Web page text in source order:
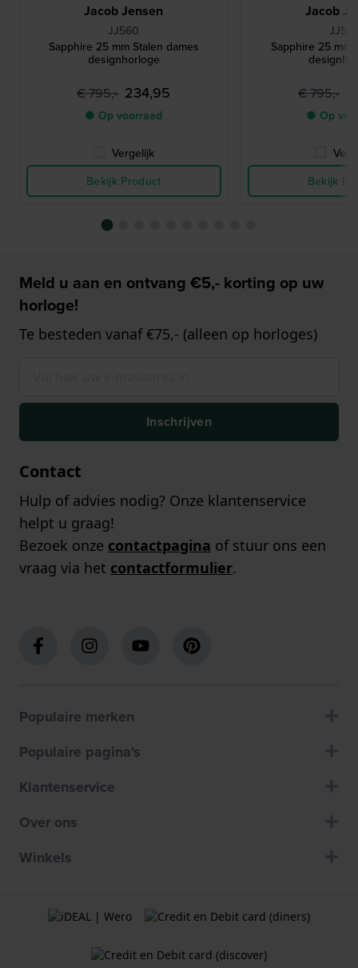
Jacob Jensen
JJ560
Sapphire 25 mm Stalen dames
designhorloge
€ 795,- 234,95
● Op voorraad
Vergelijk
Bekijk Product
Jacob
Sapphire 25 mm
€ 795,-
● Op
Bekijk
Meld u aan en ontvang €5,- korting op uw
horloge!
Te besteden vanaf €75,- (alleen op horloges)
Inschrijven
Contact
Hulp of advies nodig? Onze klantenservice
helpt u graag!
Bezoek onze contactpagina of stuur ons een
vraag via het contactformulier.
Populaire merken
Populaire pagina's
Klantenservice
Over ons
Winkels